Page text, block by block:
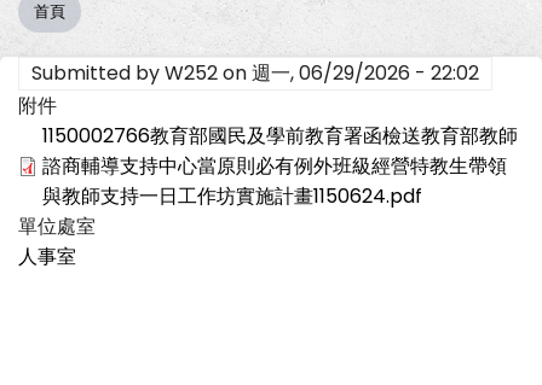
導
航
連
結
首頁
Submitted byW252on週一, 06/29/2026 - 22:02
附件
1150002766教育部國民及學前教育署函檢送教育部教師
諮商輔導支持中心當原則必有例外班級經營特教生帶領
與教師支持一日工作坊實施計畫1150624.pdf
單位處室
人事室